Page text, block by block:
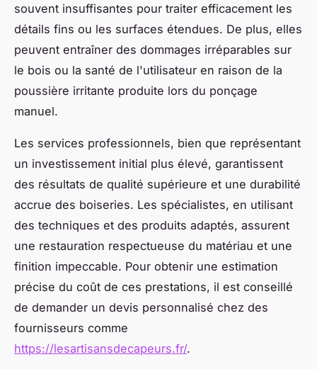
souvent insuffisantes pour traiter efficacement les
détails fins ou les surfaces étendues. De plus, elles
peuvent entraîner des dommages irréparables sur
le bois ou la santé de l'utilisateur en raison de la
poussière irritante produite lors du ponçage
manuel.
Les services professionnels, bien que représentant
un investissement initial plus élevé, garantissent
des résultats de qualité supérieure et une durabilité
accrue des boiseries. Les spécialistes, en utilisant
des techniques et des produits adaptés, assurent
une restauration respectueuse du matériau et une
finition impeccable. Pour obtenir une estimation
précise du coût de ces prestations, il est conseillé
de demander un devis personnalisé chez des
fournisseurs comme
https://lesartisansdecapeurs.fr/.